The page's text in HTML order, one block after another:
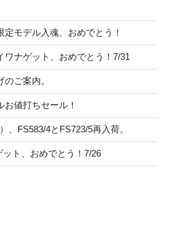
モデル入魂、おめでとう！
ワナゲット、おめでとう！7/31
ご案内。
値打ちセール！
、FS583/4とFS723/5再入荷。
ト、おめでとう！7/26